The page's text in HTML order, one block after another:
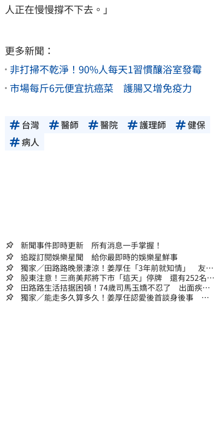
人正在慢慢撐不下去。」
更多新聞：
非打掃不乾淨！90%人每天1習慣釀浴室發霉
市場每斤6元便宜抗癌菜 護腸又增免疫力
台灣 醫師 醫院 護理師
健保
病人
新聞事件即時更新 所有消息一手掌握！
追蹤訂閱娛樂星聞 給你最即時的娛樂星鮮事
獨家／田路路晚景淒涼！姜厚任「3年前就知情」 友人
私下援助內幕曝光
股東注意！三商美邦將下市「這天」停牌 還有252名千
張大戶
田路路生活拮据困頓！74歲司馬玉嬌不忍了 出面疾呼1
事
獨家／能走多久算多久！姜厚任認愛後首談身後事